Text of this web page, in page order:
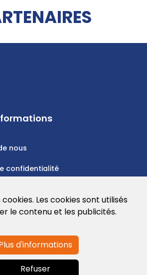
nous
confidentialité
d'utilisation
nous
Les cookies sont utilisés
le contenu et les publicités.
d'informations
Refuser